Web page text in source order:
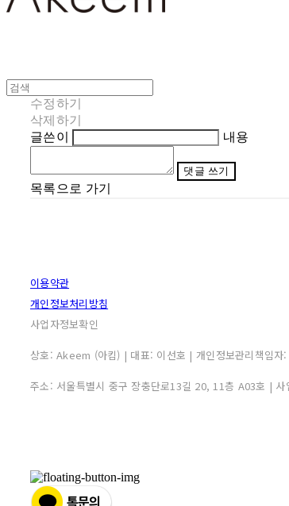
수정하기
삭제하기
글쓴이
내용
댓글 쓰기
목록으로 가기
이용약관
개인정보처리방침
사업자정보확인
상호: Akeem (아킴) | 대표: 이선호 | 개인정보관리책
주소: 서울특별시 중구 장충단로13길 20, 11층 A03호 | 사